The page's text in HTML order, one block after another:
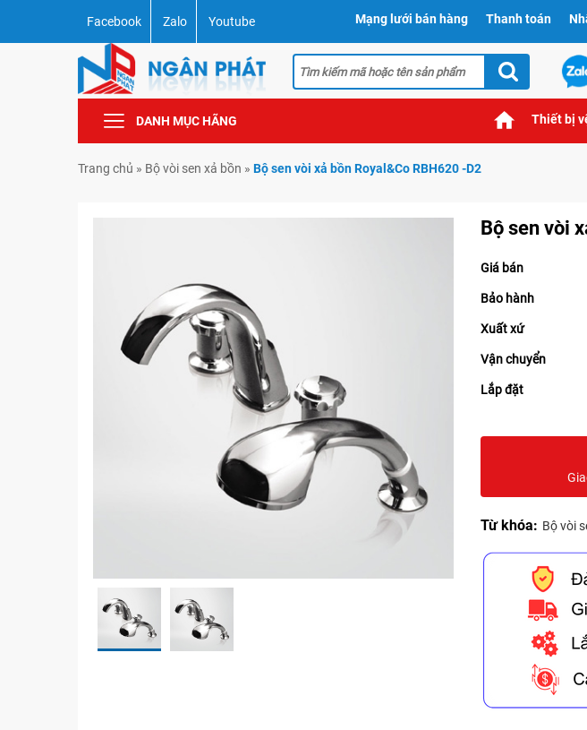
Facebook Zalo Youtube Mạng lưới bán hàng Thanh toán
DANH MỤC HÃNG Thiết bị
Trang chủ » Bộ vòi sen xả bồn » Bộ sen vòi xả bồn Royal&Co RBH620 -D2
Bộ sen vòi
Giá bán
Bảo hành
Xuất xứ
Vận chuyển
Lắp đặt
Từ khóa: Bộ vòi